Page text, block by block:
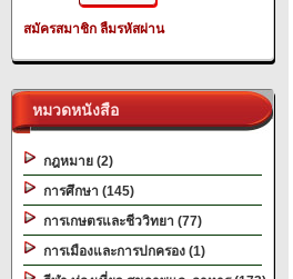
สมัครสมาชิก ลืมรหัสผ่าน
หมวดหนังสือ
กฎหมาย (2)
การศึกษา (145)
การเกษตรและชีววิทยา (77)
การเมืองและการปกครอง (1)